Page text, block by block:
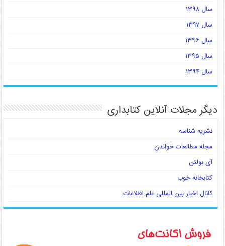
سال ۱۳۹۸
سال ۱۳۹۷
سال ۱۳۹۶
سال ۱۳۹۵
سال ۱۳۹۴
دیگر مجلات آنلاین کتابداری
نشریه شناسه
مجله مطالعات خواندن
آی بولتن
کتابخانه خوب
کانال اخبار بین المللی علم اطلاعات